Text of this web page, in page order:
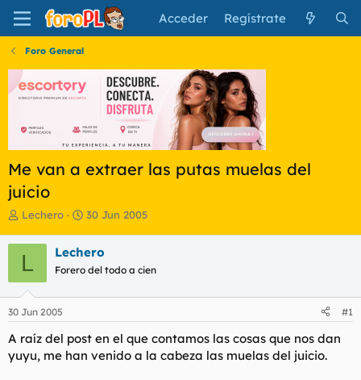
Acceder Regístrate
Foro General
Me van a extraer las putas muelas del
juicio
I
i
c
i
a
d
o
d
e
Lechero
F
h
a
e
i
c
30 Jun 2005
L Lechero
Forero del todo a cien
30 Jun 2005 #1
A raíz del post en el que contamos las cosas que nos dan
yuyu, me han venido a la cabeza las muelas del juicio.